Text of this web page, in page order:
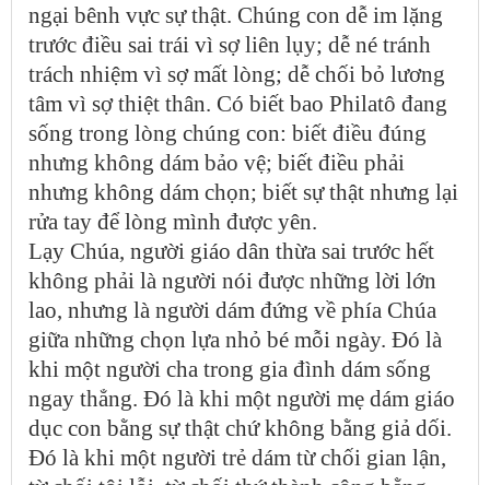
ngại bênh vực sự thật. Chúng con dễ im lặng
trước điều sai trái vì sợ liên lụy; dễ né tránh
trách nhiệm vì sợ mất lòng; dễ chối bỏ lương
tâm vì sợ thiệt thân. Có biết bao Philatô đang
sống trong lòng chúng con: biết điều đúng
nhưng không dám bảo vệ; biết điều phải
nhưng không dám chọn; biết sự thật nhưng lại
rửa tay để lòng mình được yên.
Lạy Chúa, người giáo dân thừa sai trước hết
không phải là người nói được những lời lớn
lao, nhưng là người dám đứng về phía Chúa
giữa những chọn lựa nhỏ bé mỗi ngày. Đó là
khi một người cha trong gia đình dám sống
ngay thẳng. Đó là khi một người mẹ dám giáo
dục con bằng sự thật chứ không bằng giả dối.
Đó là khi một người trẻ dám từ chối gian lận,